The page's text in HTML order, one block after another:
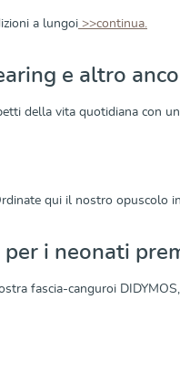
a lungoi >>continua.
e altro
della vita quotidiana con
qui il nostro opuscolo
i neonati
fascia-canguroi